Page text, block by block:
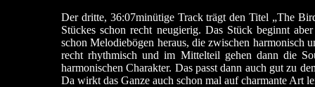
Der dritte, 36:07minütige Track trägt den Titel „The
Stückes schon recht neugierig. Das Stück beginnt
schon Melodiebögen heraus, die zwischen harmonisch
recht rhythmisch und im Mittelteil gehen dann die
harmonischen Charakter. Das passt dann auch gut zu
Da wirkt das Ganze auch schon mal auf charmante Art